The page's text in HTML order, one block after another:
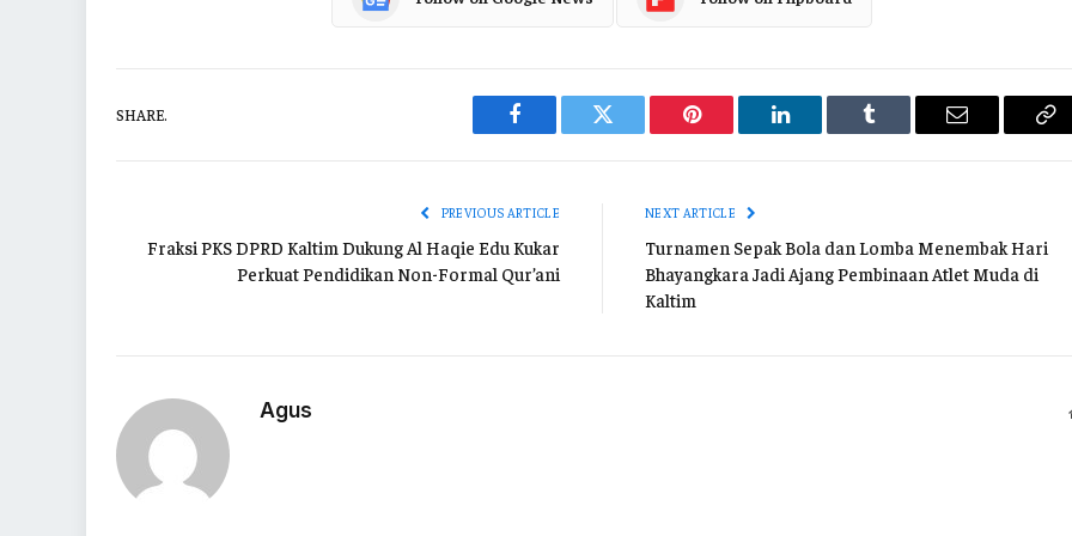
SHARE.
Facebook Twitter Pinterest LinkedIn Tumblr Email
PREVIOUS ARTICLE
Fraksi PKS DPRD Kaltim Dukung Al Haqie Edu Kukar
Perkuat Pendidikan Non-Formal Qur’ani
NEXT ARTICLE
Turnamen Sepak Bola dan Lomba Menembak Hari
Bhayangkara Jadi Ajang Pembinaan Atlet Muda di
Kaltim
Agus